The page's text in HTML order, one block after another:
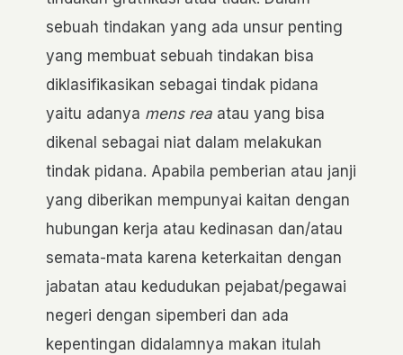
sebuah tindakan yang ada unsur penting
yang membuat sebuah tindakan bisa
diklasifikasikan sebagai tindak pidana
yaitu adanya mens rea atau yang bisa
dikenal sebagai niat dalam melakukan
tindak pidana. Apabila pemberian atau janji
yang diberikan mempunyai kaitan dengan
hubungan kerja atau kedinasan dan/atau
semata-mata karena keterkaitan dengan
jabatan atau kedudukan pejabat/pegawai
negeri dengan sipemberi dan ada
kepentingan didalamnya makan itulah